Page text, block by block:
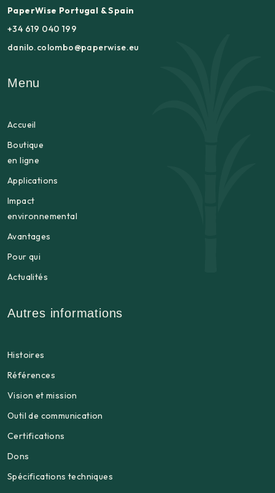
PaperWise Portugal & Spain
+34 619 040 199
danilo.colombo@paperwise.eu
Menu
Accueil
Boutique
en ligne
Applications
Impact
environnemental
Avantages
Pour qui
Actualités
Autres informations
Histoires
Références
Vision et mission
Outil de communication
Certifications
Dons
Spécifications techniques